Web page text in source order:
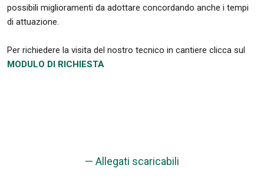
possibili miglioramenti da adottare concordando anche i tempi
di attuazione.
Per richiedere la visita del nostro tecnico in cantiere clicca sul
MODULO DI RICHIESTA
— Allegati scaricabili